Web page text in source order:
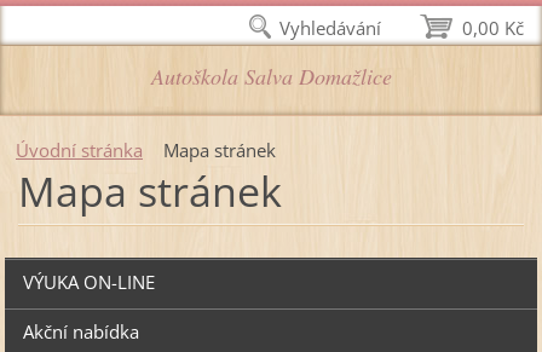
Autoškola Salva Domažlice
Úvodní stránka Mapa stránek
Mapa stránek
VÝUKA ON-LINE
Akční nabídka
0,00 Kč
Vyhledávání